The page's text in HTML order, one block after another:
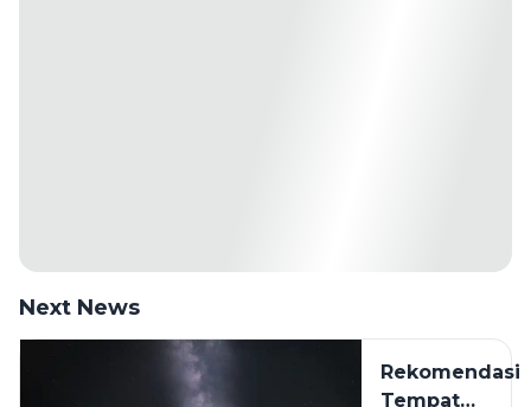
Next News
Rekomendasi
Tempat